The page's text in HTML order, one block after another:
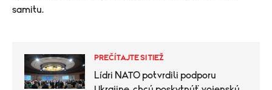
samitu.
PREČÍTAJTE SI TIEŽ
Lídri NATO potvrdili podporu